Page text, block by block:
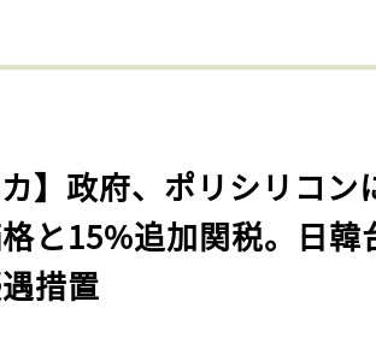
カ】政府、ポリシリコン
と15%追加関税。日韓
措置